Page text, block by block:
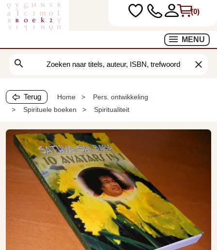
(0)
MENU
search clear
Terug Home
Pers. ontwikkeling
Spirituele boeken
Spiritualiteit